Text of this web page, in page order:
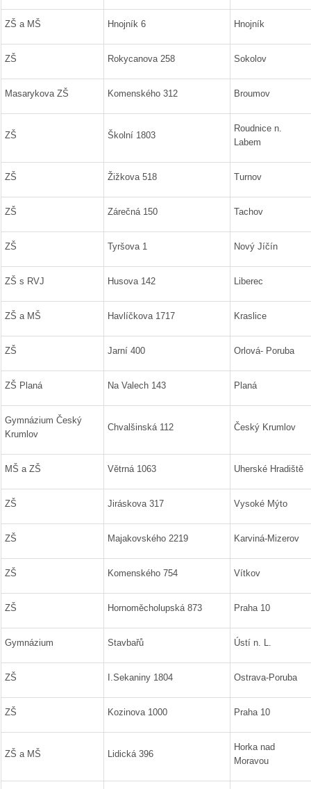
ZŠ a MŠ Hnojník 6 Hnojník
ZŠ Rokycanova 258 Sokolov
Masarykova ZŠ Komenského 312 Broumov
ZŠ Školní 1803
Roudnice n.
Labem
ZŠ Žižkova 518 Turnov
ZŠ Zárečná 150 Tachov
ZŠ Tyršova 1 Nový Jíčín
ZŠ s RVJ Husova 142 Liberec
ZŠ a MŠ Havlíčkova 1717 Kraslice
ZŠ Jarní 400 Orlová- Poruba
ZŠ Planá Na Valech 143 Planá
Gymnázium Český
Krumlov
Chvalšinská 112 Český Krumlov
MŠ a ZŠ Větrná 1063 Uherské Hradiště
ZŠ Jiráskova 317 Vysoké Mýto
ZŠ Majakovského 2219 Karviná-Mizerov
ZŠ Komenského 754 Vítkov
ZŠ Hornoměcholupská 873 Praha 10
Gymnázium Stavbařů Ústí n. L.
ZŠ I.Sekaniny 1804 Ostrava-Poruba
ZŠ Kozinova 1000 Praha 10
ZŠ a MŠ Lidická 396
Horka nad
Moravou